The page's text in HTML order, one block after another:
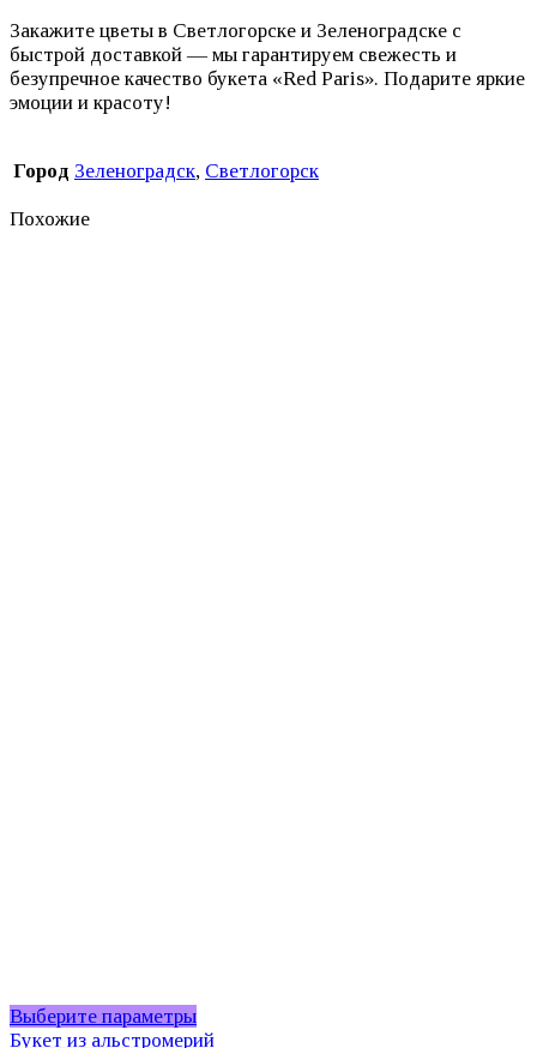
Закажите цветы в Светлогорске и Зеленоградске с
быстрой доставкой — мы гарантируем свежесть и
безупречное качество букета «Red Paris». Подарите яркие
эмоции и красоту!
Город Зеленоградск, Светлогорск
Похожие
Выберите параметрыЭтот
товар
Букет из альстромерий